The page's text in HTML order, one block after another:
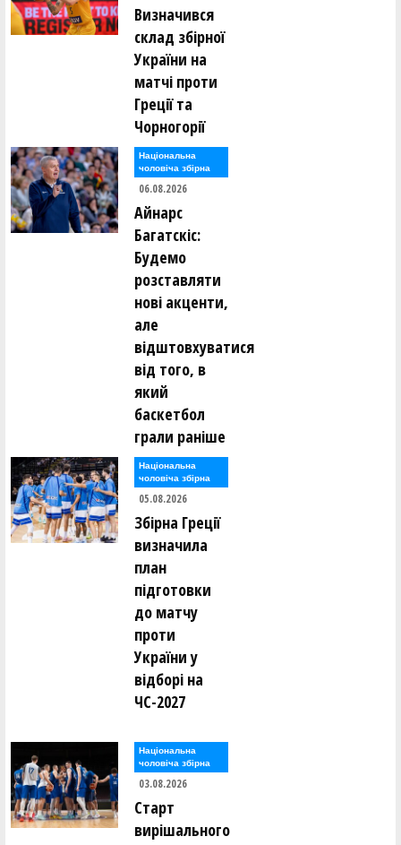
Визначився
склад збірної
України на
матчі проти
Греції та
Чорногорії
Національна
чоловіча збірна
06.08.2026
Айнарс
Багатскіс:
Будемо
розставляти
нові акценти,
але
відштовхуватися
від того, в
який
баскетбол
грали раніше
Національна
чоловіча збірна
05.08.2026
Збірна Греції
визначила
план
підготовки
до матчу
проти
України у
відборі на
ЧС-2027
Національна
чоловіча збірна
03.08.2026
Старт
вирішального